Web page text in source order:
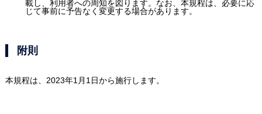
載し、利用者への周知を図ります。なお、本規程は、必要に応
じて事前に予告なく変更する場合があります。
附則
本規程は、2023年1月1日から施行します。